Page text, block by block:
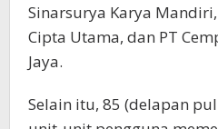
Sinarsurya Karya
Cipta Utama, dan PT
Jaya.
Selain itu, 85 (delapan